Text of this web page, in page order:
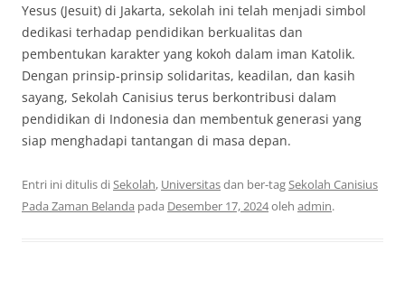
Yesus (Jesuit) di Jakarta, sekolah ini telah menjadi simbol
dedikasi terhadap pendidikan berkualitas dan
pembentukan karakter yang kokoh dalam iman Katolik.
Dengan prinsip-prinsip solidaritas, keadilan, dan kasih
sayang, Sekolah Canisius terus berkontribusi dalam
pendidikan di Indonesia dan membentuk generasi yang
siap menghadapi tantangan di masa depan.
Entri ini ditulis diSekolah, Universitasdan ber-tagSekolah Canisius
Pada Zaman Belanda pada Desember 17, 2024oleh admin.